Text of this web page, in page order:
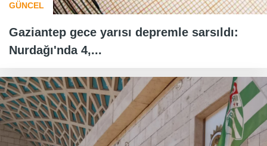
GÜNCEL
Gaziantep gece yarısı depremle sarsıldı:
Nurdağı'nda 4,...